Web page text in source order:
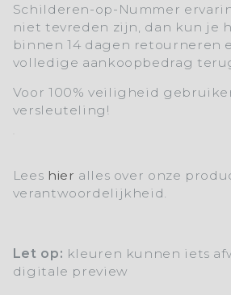
Schilderen-op-Nummer
niet tevreden zijn, dan kun je
binnen 14 dagen retourneren
volledige aankoopbedrag
Voor 100% veiligheid
versleuteling!
Lees hier alles over onze
verantwoordelijkheid.
Let op: kleuren kunnen iets
digitale preview